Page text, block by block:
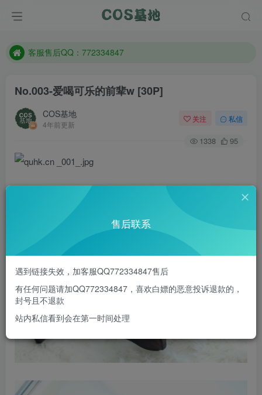
遇到任何问题加客服QQ：772334847
客服售后QQ：772334847
防失联：百度搜索《一七天佳》，实时查看最新站点。
No.003-爱喝可乐的前辈w [30P]
COS基地
4年前更新
关注 私信
1338 95
售后联系
遇到链接失效，加客服QQ772334847售后
有任何问题请加QQ772334847，喜欢白嫖的恶意投诉退款的，
封号且不退款
站内私信看到会在第一时间处理